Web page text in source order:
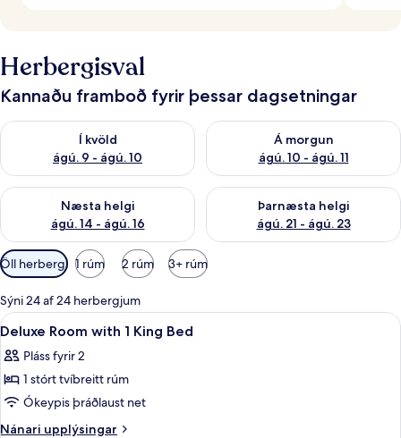
Herbergisval
Kannaðu framboð fyrir þessar dagsetningar
Í kvöld
ágú. 9 - ágú. 10
Athuga framboð í kvöld ágú. 9 - ágú. 10
Á morgun
ágú. 10 - ágú. 11
Athuga framboð á morgun
Næsta helgi
ágú. 14 - ágú. 16
Athuga framboð næstu helgi ágú. 14 - ágú. 16
Þarnæsta helgi
ágú. 21 - ágú. 23
Athuga framboð þarnæstu
Síur
í
boði
fyrir
herbergi
Öll herbergi 1 rúm 2 rúm 3+ rúm
Sýni 24 af 24 herbergjum
Skoða
allar
myndir
fyrir
Deluxe
Room
Rúmföt af bestu gerð, öryggishólf í
8
Deluxe Room with 1 King Bed
Pláss fyrir 2
1 stórt tvíbreitt rúm
Ókeypis þráðlaust net
Nánari upplýsingar
Nánari